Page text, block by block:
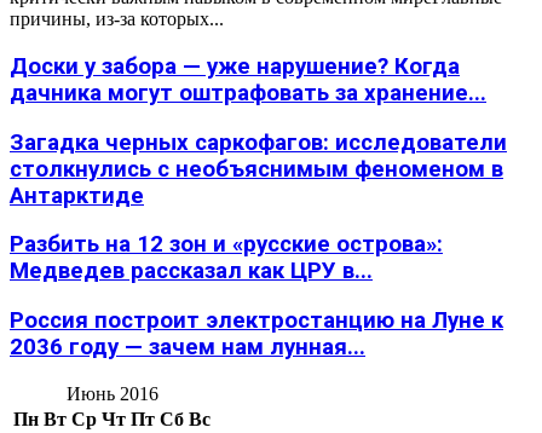
причины, из-за которых...
Доски у забора — уже нарушение? Когда
дачника могут оштрафовать за хранение...
Загадка черных саркофагов: исследователи
столкнулись с необъяснимым феноменом в
Антарктиде
Разбить на 12 зон и «русские острова»:
Медведев рассказал как ЦРУ в...
Россия построит электростанцию на Луне к
2036 году — зачем нам лунная...
Июнь 2016
Пн Вт Ср Чт Пт Сб Вс